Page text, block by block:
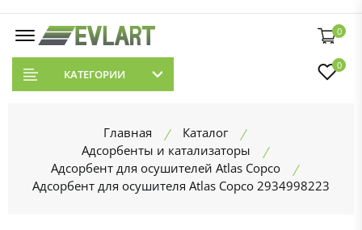
0
КАТЕГОРИИ
0
Главная
Каталог
Адсорбенты и катализаторы
Адсорбент для осушителей Atlas Copco
Адсорбент для осушителя Atlas Copco 2934998223